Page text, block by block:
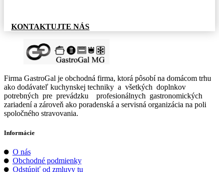
KONTAKTUJTE NÁS
Firma GastroGal je obchodná firma, ktorá pôsobí na domácom trhu
ako dodávateľ kuchynskej techniky a všetkých doplnkov
potrebných pre prevádzku profesionálnych gastronomických
zariadení a zároveň ako poradenská a servisná organizácia na poli
spoločného stravovania.
Informácie
O nás
Obchodné podmienky
Odstúpiť od zmluvy tu